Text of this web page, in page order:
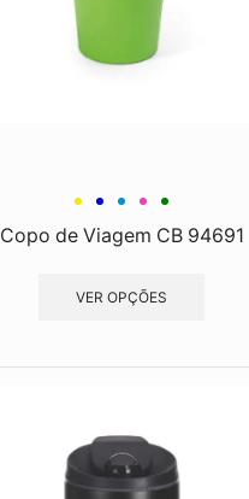
Copo de Viagem CB 94691
VER OPÇÕES